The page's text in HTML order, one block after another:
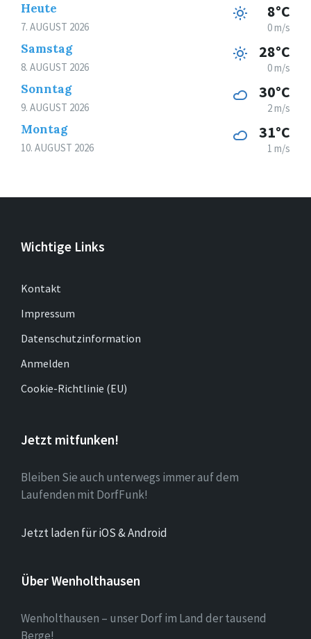
Heute
7. AUGUST 2026
8°C
0 m/s
Samstag
8. AUGUST 2026
28°C
0 m/s
Sonntag
9. AUGUST 2026
30°C
2 m/s
Montag
10. AUGUST 2026
31°C
1 m/s
Wichtige Links
Kontakt
Impressum
Datenschutzinformation
Anmelden
Cookie-Richtlinie (EU)
Jetzt mitfunken!
Bleiben Sie auch unterwegs immer auf dem
Laufenden mit DorfFunk!
Jetzt laden für iOS & Android
Über Wenholthausen
Wenholthausen – unser Dorf im Land der tausend
Berge!